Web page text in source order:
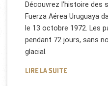
Découvrez l’histoire des
Fuerza Aérea Uruguaya
le 13 octobre 1972. Les
pendant 72 jours, sans
glacial.
LIRE LA SUITELES